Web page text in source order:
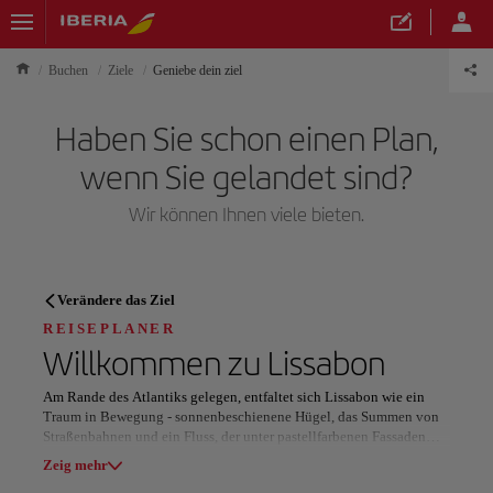
Buchen Ziele Geniebe dein ziel
Haben Sie schon einen Plan,
wenn Sie gelandet sind?
Wir können Ihnen viele bieten.
REISEPLANER
Entdecken Sie Ihr nächstes
Reiseziel
Verändere das Ziel
REISEPLANER
Willkommen zu Lissabon
Am Rande des Atlantiks gelegen, entfaltet sich Lissabon wie ein
Traum in Bewegung - sonnenbeschienene Hügel, das Summen von
Straßenbahnen und ein Fluss, der unter pastellfarbenen Fassaden
glitzert. Es ist eine Stadt, in der Geschichten von den Pflastersteinen
flüstern und Musik durch offene Fenster dringt.
Zeig mehr